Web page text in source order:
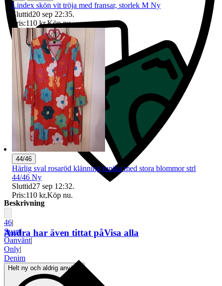
Beskrivning
46|
Svart|
Oanvänt|
Only|
Denim
Helt ny och aldrig använd
Lindex skön vit tröja med fransar, storlek M Ny
Sluttid20 sep 22:35.
Pris:110 kr,Köp nu.
44/46
Härlig sval rosaröd klänning tunika med stora blommor strl
44/46 Ny
Sluttid27 sep 12:32.
Pris:110 kr,Köp nu.
Andra har även tittat påVisa alla